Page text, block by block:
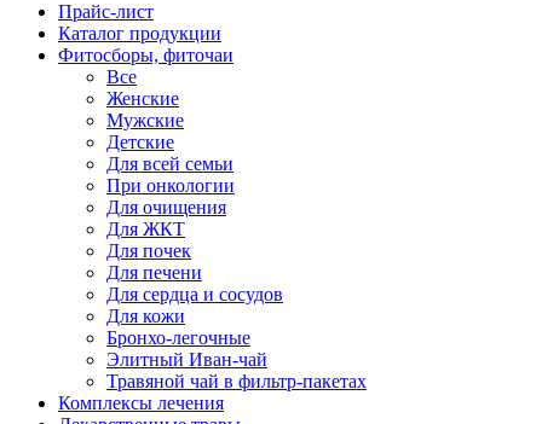
Прайс-лист
Каталог продукции
Фитосборы, фиточаи
Все
Женские
Мужские
Детские
Для всей семьи
При онкологии
Для очищения
Для ЖКТ
Для почек
Для печени
Для сердца и сосудов
Для кожи
Бронхо-легочные
Элитный Иван-чай
Травяной чай в фильтр-пакетах
Комплексы лечения